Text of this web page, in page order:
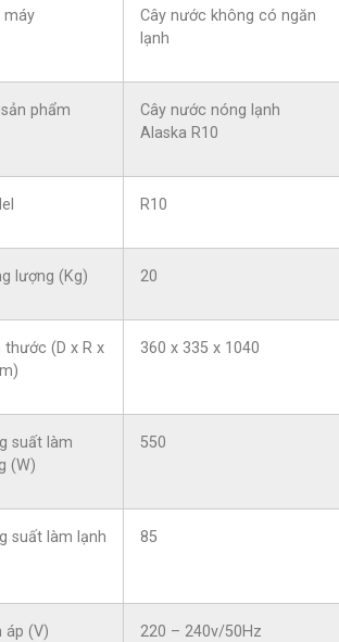
máy
Cây nước không có ngăn
lạnh
phẩm
Cây nước nóng lạnh
Alaska R10
R10
lượng (Kg) 20
thước (D x R x
360 x 335 x 1040
suất làm
(W)
550
suất làm lạnh
85
áp (V) 220 – 240v/50Hz